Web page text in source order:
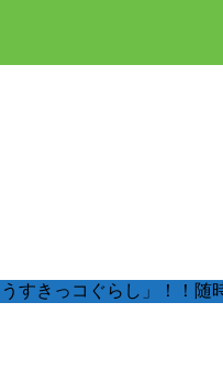
すきっコぐらし」！！随